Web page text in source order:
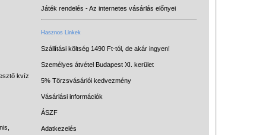
kvíz
Játék rendelés - Az internetes vásárlás előnyei
Hasznos Linkek
Szállítási költség 1490 Ft-tól, de akár ingyen!
Személyes átvétel Budapest XI. kerület
5% Törzsvásárlói kedvezmény
Vásárlási információk
ÁSZF
Adatkezelés
gyerekajándékok
LOGICO
LÜK